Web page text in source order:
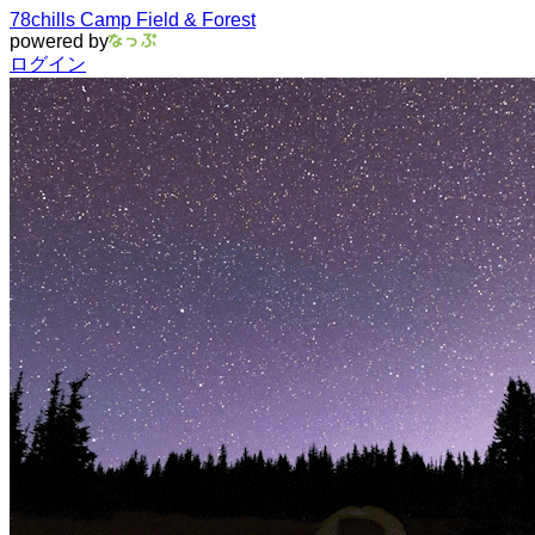
78chills Camp Field & Forest
powered by
ログイン